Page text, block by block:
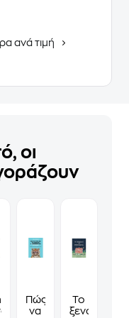
ανά τιμή
οι
Πώς
να
Το
ξενοδοχείο